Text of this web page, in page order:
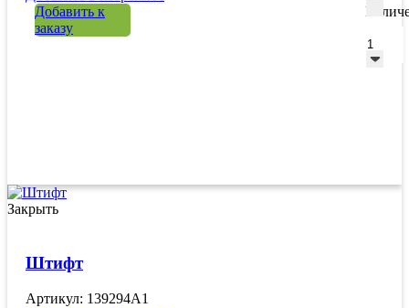
Добавить к
заказу
Закрыть
Штифт
Артикул: 139294A1